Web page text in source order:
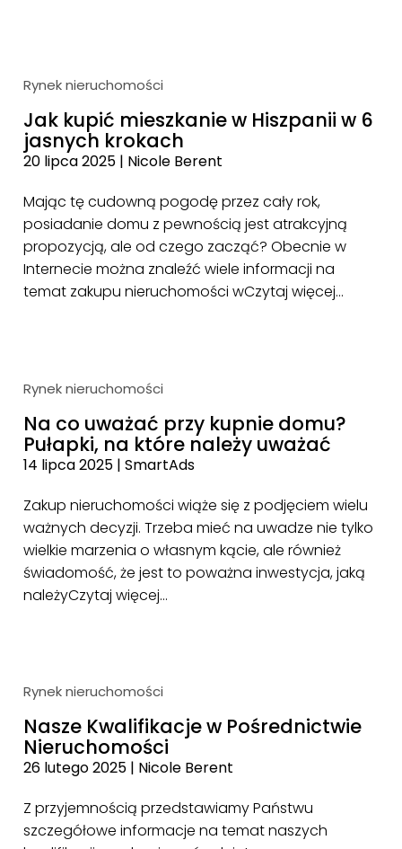
Rynek nieruchomości
Jak kupić mieszkanie w Hiszpanii w 6
jasnych krokach
20 lipca 2025 | Nicole Berent
Mając tę cudowną pogodę przez cały rok,
posiadanie domu z pewnością jest atrakcyjną
propozycją, ale od czego zacząć? Obecnie w
Internecie można znaleźć wiele informacji na
temat zakupu nieruchomości wCzytaj więcej…
Rynek nieruchomości
Na co uważać przy kupnie domu?
Pułapki, na które należy uważać
14 lipca 2025 |SmartAds
Zakup nieruchomości wiąże się z podjęciem wielu
ważnych decyzji. Trzeba mieć na uwadze nie tylko
wielkie marzenia o własnym kącie, ale również
świadomość, że jest to poważna inwestycja, jaką
należyCzytaj więcej…
Rynek nieruchomości
Nasze Kwalifikacje w Pośrednictwie
Nieruchomości
26 lutego 2025 | Nicole Berent
Z przyjemnością przedstawiamy Państwu
szczegółowe informacje na temat naszych